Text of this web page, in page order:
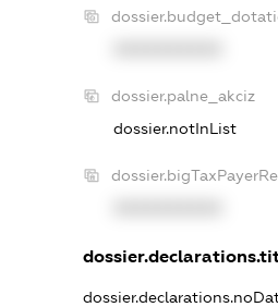
dossier.palne_akciz
dossier.notInList